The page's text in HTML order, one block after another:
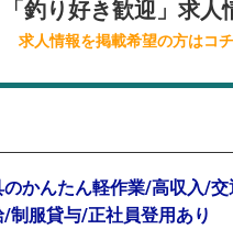
「釣り好き歓迎」求人
求人情報を掲載希望の方はコ
のかんたん軽作業/高収入/交
/制服貸与/正社員登用あり